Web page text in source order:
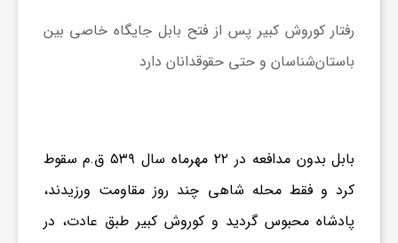
رفتار کوروش کبیر پس از فتح بابل جایگاه خاصی بین
باستان‌شناسان و حتی حقوقدانان دارد
بابل بدون مدافعه در ۲۲ مهرماه سال ۵۳۹ ق.م سقوط
کرد و فقط محله شاهی چند روز مقاومت ورزیدند،
پادشاه محبوس گردید و کوروش کبیر طبق عادت، در